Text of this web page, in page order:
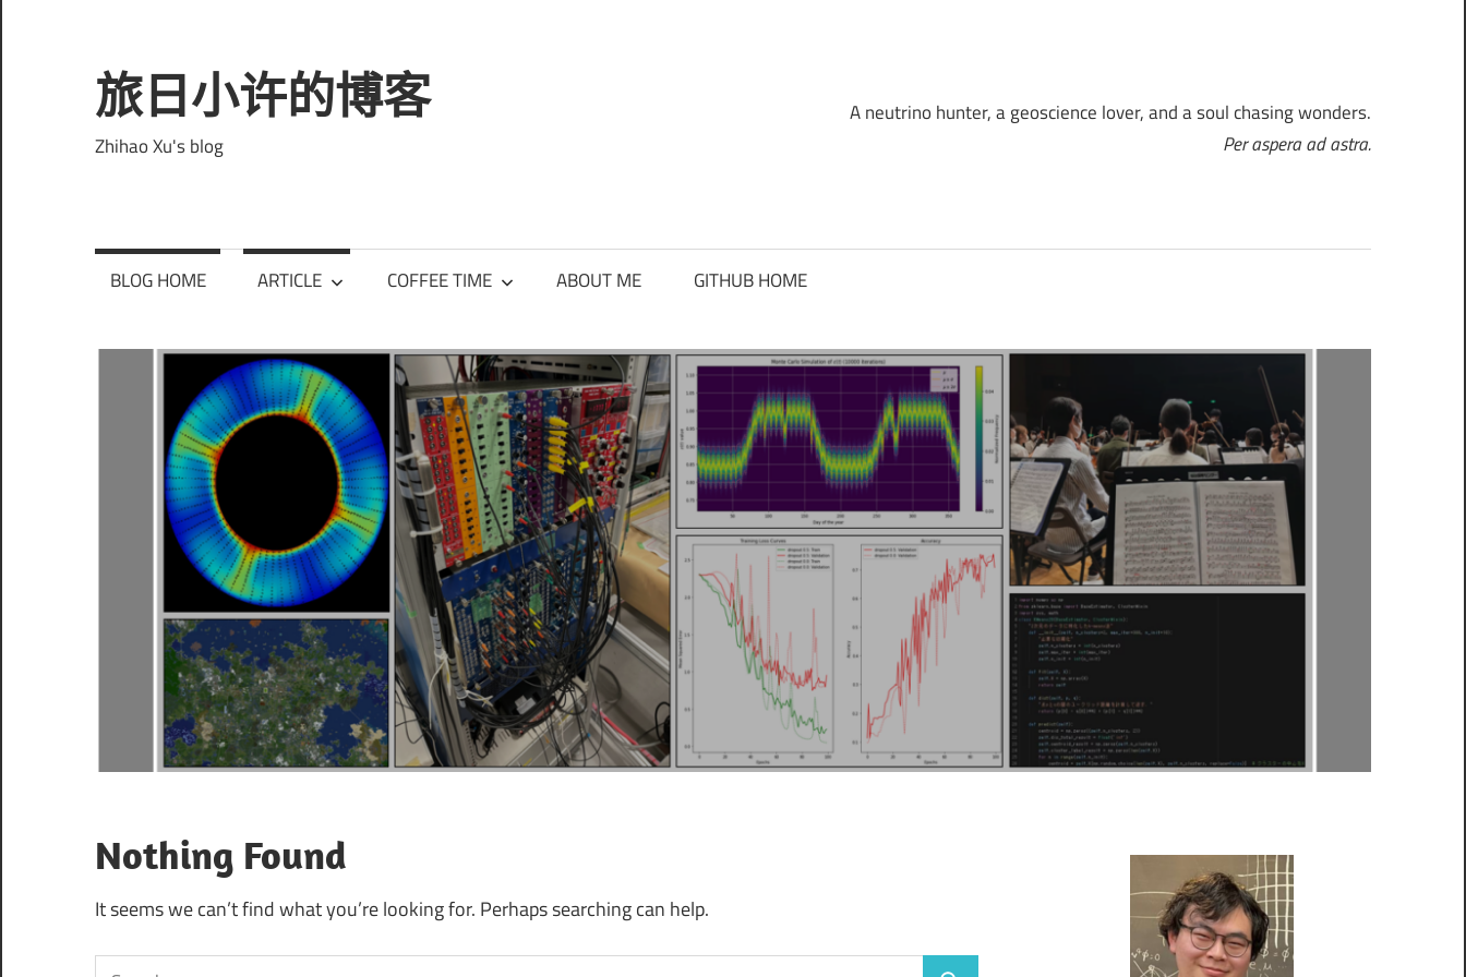
content
旅日小许的博客
Zhihao Xu's blog
A neutrino hunter, a geoscience lover, and a soul chasing wonders.
Per aspera ad astra.
BLOG HOME ARTICLE COFFEE TIME ABOUT ME GITHUB HOME
Nothing Found
It seems we can’t find what you’re looking for. Perhaps searching can help.
Search